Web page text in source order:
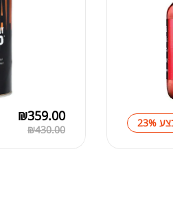
23%
₪430.00
₪359.00